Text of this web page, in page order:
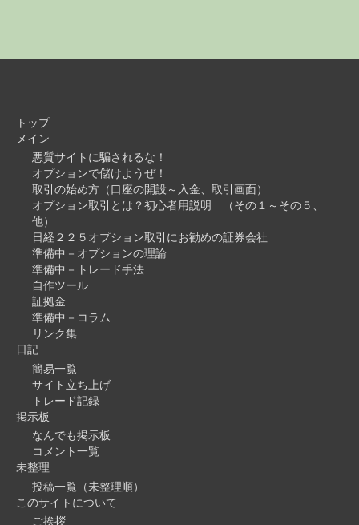
トップ
メイン
悪質サイトに騙されるな！
オプションで儲けようぜ！
取引の始め方（口座の開設～入金、取引画面）
オプション取引とは？初心者用説明 （その１～その５、
他）
日経２２５オプション取引にお勧めの証券会社
準備中－オプションの理論
準備中－トレード手法
自作ツール
証拠金
準備中－コラム
リンク集
日記
簡易一覧
サイト立ち上げ
トレード記録
掲示板
なんでも掲示板
コメント一覧
未整理
投稿一覧（未整理順）
このサイトについて
ご挨拶